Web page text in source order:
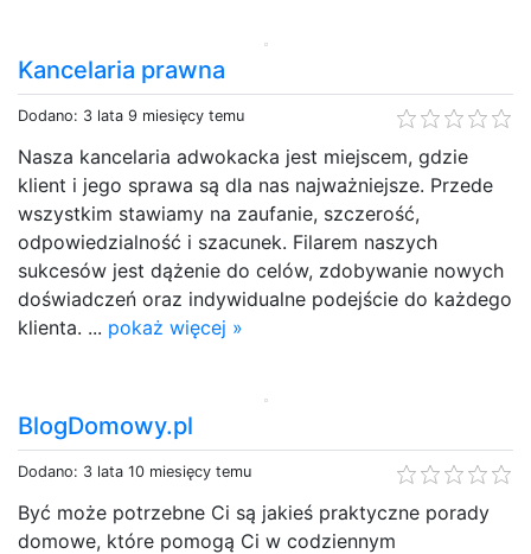
Kancelaria prawna
Dodano: 3 lata 9 miesięcy temu
Nasza kancelaria adwokacka jest miejscem, gdzie
klient i jego sprawa są dla nas najważniejsze. Przede
wszystkim stawiamy na zaufanie, szczerość,
odpowiedzialność i szacunek. Filarem naszych
sukcesów jest dążenie do celów, zdobywanie nowych
doświadczeń oraz indywidualne podejście do każdego
klienta. ... pokaż więcej »
BlogDomowy.pl
Dodano: 3 lata 10 miesięcy temu
Być może potrzebne Ci są jakieś praktyczne porady
domowe, które pomogą Ci w codziennym